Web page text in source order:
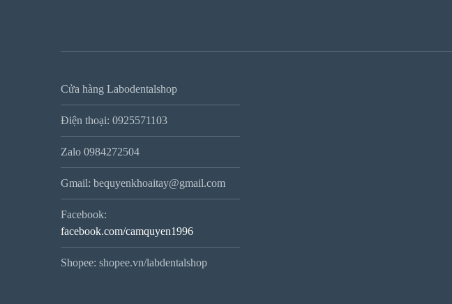
Cửa hàng Labodentalshop
Điện thoại: 0925571103
Zalo 0984272504
Gmail: bequyenkhoaitay@gmail.com
Facebook:
facebook.com/camquyen1996
Shopee: shopee.vn/labdentalshop